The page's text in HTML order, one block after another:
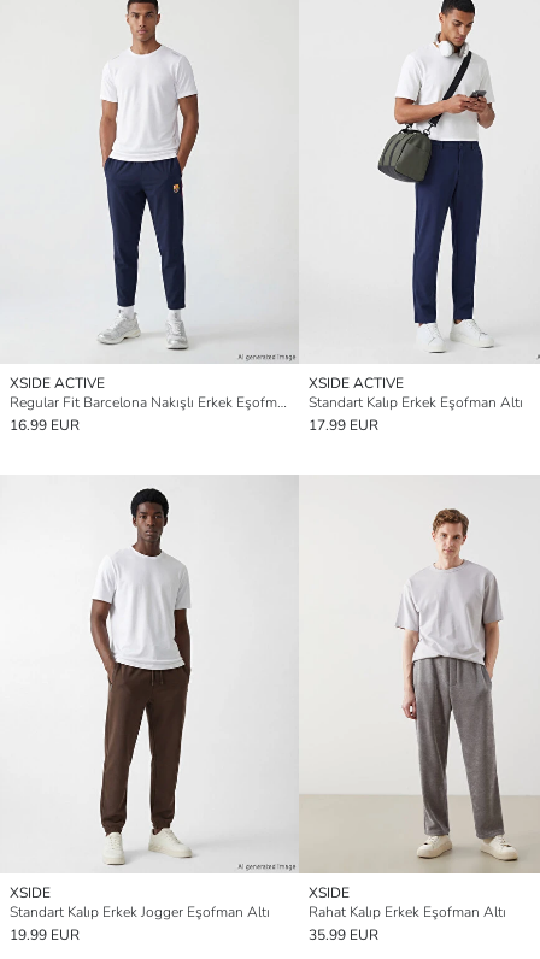
XSIDE ACTIVE
Regular Fit Barcelona Nakışlı Erkek Eşofman Altı
16.99 EUR
XSIDE ACTIVE
Standart Kalıp Erkek Eşofman Altı
17.99 EUR
XSIDE
Standart Kalıp Erkek Jogger Eşofman Altı
19.99 EUR
XSIDE
Rahat Kalıp Erkek Eşofman Altı
35.99 EUR